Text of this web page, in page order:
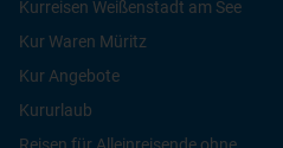
Kurreisen Weißenstadt am See
Kur Waren Müritz
Kur Angebote
Kururlaub
Reisen für Alleinreisende ohne